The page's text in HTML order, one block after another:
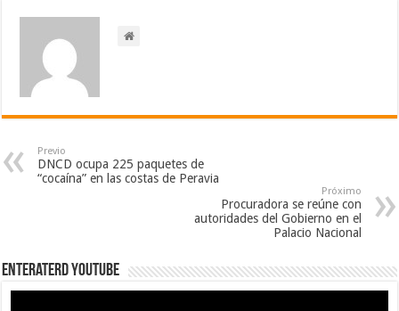
Previo
DNCD ocupa 225 paquetes de
“cocaína” en las costas de Peravia
Próximo
Procuradora se reúne con
autoridades del Gobierno en el
Palacio Nacional
EnterateRD YOUTUBE